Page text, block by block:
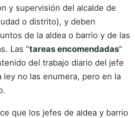
y supervisión del alcalde de
o distrito), y deben
de la aldea o barrio y de las
Las "tareas encomendadas"
del trabajo diario del jefe
no las enumera, pero en la
que los jefes de aldea y barrio